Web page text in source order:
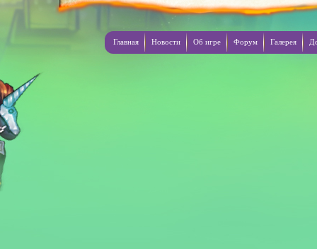
Главная Новости Об игре Форум Галерея